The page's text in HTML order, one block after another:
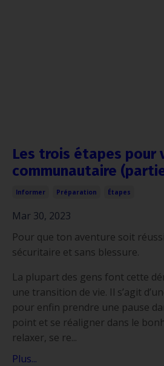
Les trois étapes pour
communautaire
Informer Préparation Étapes
Mar 30, 2023
Pour que ton aventure soit
sécuritaire et sans blessure.
La plupart des gens font cette
une transition de vie. Il s’agit
pour enfin prendre une pause
point et se réaligner dans le
relaxer, se re...
Plus...